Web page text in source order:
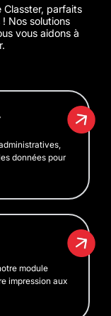
Classter, parfaits
Nos solutions
vous aidons à
données pour
module
impression aux